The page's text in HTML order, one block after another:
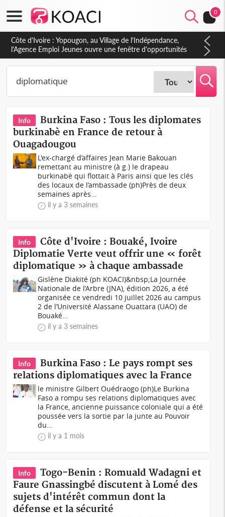
0
Côte d'Ivoire : Yopougon, au Village de l'Indépendance,
l'Agence Emploi Jeunes ouvre une fenêtre d'opportunités
pour la jeunesse ivoirienne
Info
Burkina Faso : Tous les diplomates
burkinabè en France de retour à
Ouagadougou
L'ex-chargé d’affaires Jean Marie Bakouan
remettant au ministre (à g.) le drapeau
burkinabè qui flottait à Paris ainsi que les clés
des locaux de l’ambassade (ph)Près de deux
semaines après...
il y a 3 semaines
Info
Côte d'Ivoire : Bouaké, Ivoire
Diplomatie Verte veut offrir une « forêt
diplomatique » à chaque ambassade
Gislène Diakité (ph KOACI)&nbsp;La Journée
Nationale de l’Arbre (JNA), édition 2026, a été
organisée ce vendredi 10 juillet 2026 au campus
2 de l’Université Alassane Ouattara (UAO) de
Bouaké...
il y a 3 semaines
Info
Burkina Faso : Le pays rompt ses
relations diplomatiques avec la France
le ministre Gilbert Ouédraogo (ph)Le Burkina
Faso a rompu ses relations diplomatiques avec
la France, ancienne puissance coloniale qui a été
poussée vers la sortie par la junte au Pouvoir
du...
il y a 1 mois
Info
Togo-Benin : Romuald Wadagni et
Faure Gnassingbé discutent à Lomé des
sujets d'intérêt commun dont la
défense et la sécurité